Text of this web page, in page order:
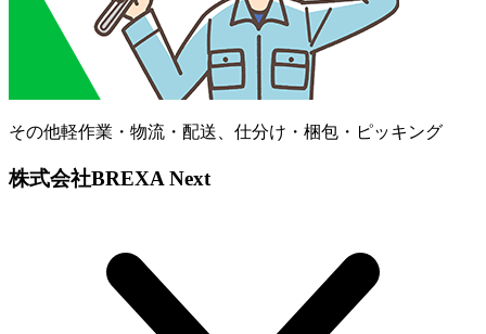
その他軽作業・物流・配送、仕分け・梱包・ピッキング
株式会社BREXA Next